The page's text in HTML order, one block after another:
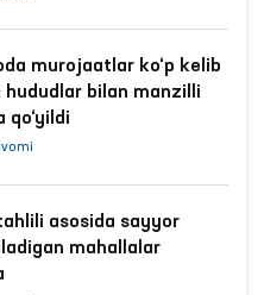
murojaatlar ko‘p kelib
bilan manzilli
qo‘yildi
asosida sayyor
mahallalar